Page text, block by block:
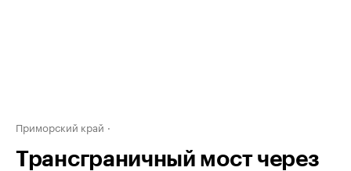
Приморский край
Трансграничный мост через